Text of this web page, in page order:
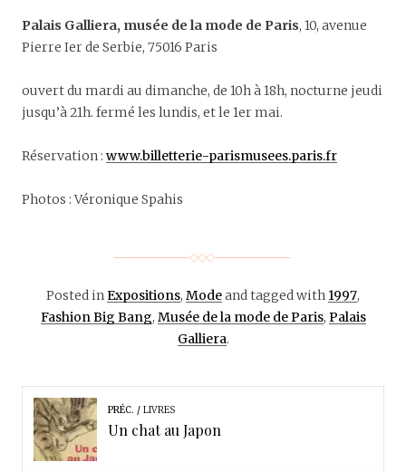
Palais Galliera, musée de la mode de Paris, 10, avenue
Pierre Ier de Serbie, 75016 Paris
ouvert du mardi au dimanche, de 10h à 18h, nocturne jeudi
jusqu’à 21h. fermé les lundis, et le 1er mai.
Réservation : www.billetterie-parismusees.paris.fr
Photos : Véronique Spahis
Posted inExpositions, Modeand tagged with 1997,
Fashion Big Bang, Musée de la mode de Paris, Palais
Galliera.
PRÉC. LIVRES
Un chat au Japon